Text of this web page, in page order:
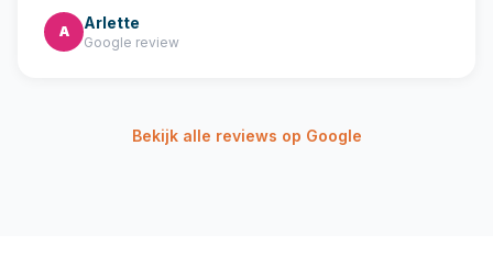
A Arlette
Google review
Bekijk alle reviews op Google